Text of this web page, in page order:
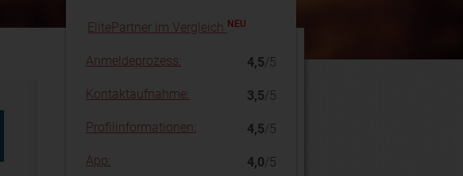
ElitePartner im Vergleich NEU
Anmeldeprozess: 4,5/5
Kontaktaufnahme: 3,5/5
Profilinformationen: 4,5/5
App: 4,0/5